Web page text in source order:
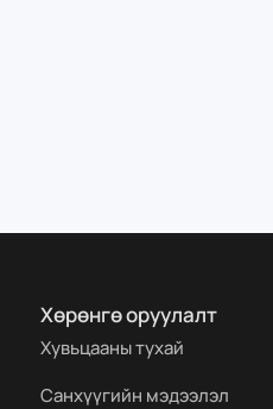
Хөрөнгө оруулалт
Хувьцааны тухай
Санхүүгийн мэдээлэл